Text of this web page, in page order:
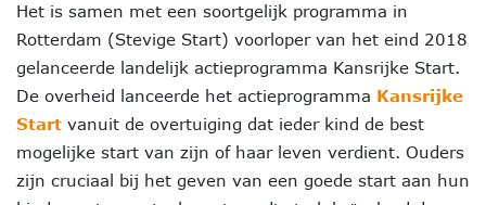
Het is samen met een soortgelijk programma in
Rotterdam (Stevige Start) voorloper van het eind 2018
gelanceerde landelijk actieprogramma Kansrijke Start.
De overheid lanceerde het actieprogramma Kansrijke
Start vanuit de overtuiging dat ieder kind de best
mogelijke start van zijn of haar leven verdient. Ouders
zijn cruciaal bij het geven van een goede start aan hun